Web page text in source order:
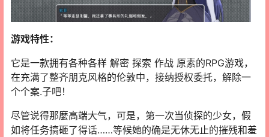
游戏特性：
它是一款拥有各种各样 解密 探索 作战 原素的RPG游戏，
在充满了整齐朋克风格的伦敦中，接纳授权委托，解除一
个个案.子吧！
尽管说得那麼高端大气，可是，第一次当侦探的少女，假
如将任务搞砸了得话……等候她的确是无休无止的摧残和羞